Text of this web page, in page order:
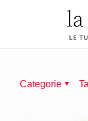
Categorie